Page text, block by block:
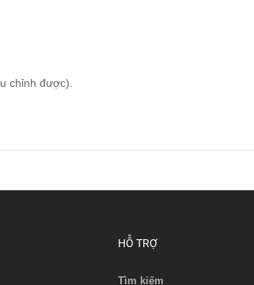
chỉnh được).
HỖ TRỢ
Tìm kiếm